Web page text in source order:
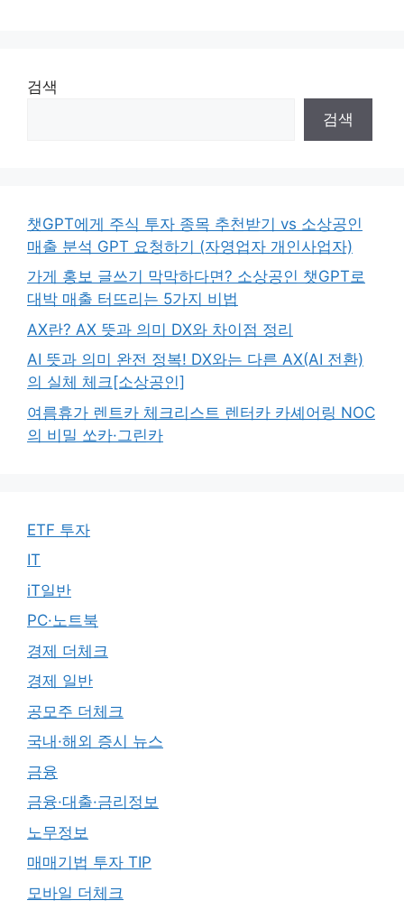
검색
검색
챗GPT에게 주식 투자 종목 추천받기 vs 소상공인
매출 분석 GPT 요청하기 (자영업자 개인사업자)
가게 홍보 글쓰기 막막하다면? 소상공인 챗GPT로
대박 매출 터뜨리는 5가지 비법
AX란? AX 뜻과 의미 DX와 차이점 정리
AI 뜻과 의미 완전 정복! DX와는 다른 AX(AI 전환)
의 실체 체크[소상공인]
여름휴가 렌트카 체크리스트 렌터카 카셰어링 NOC
의 비밀 쏘카·그린카
ETF 투자
IT
iT일반
PC·노트북
경제 더체크
경제 일반
공모주 더체크
국내·해외 증시 뉴스
금융
금융·대출·금리정보
노무정보
매매기법 투자 TIP
모바일 더체크